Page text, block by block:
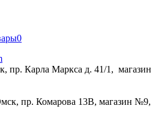
0
пр. Карла Маркса д. 41/1, магазин
пр. Комарова 13В, магазин №9,